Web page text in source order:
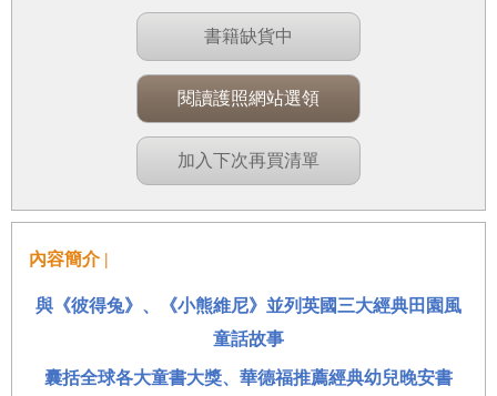
書籍缺貨中
閱讀護照網站選領
加入下次再買清單
內容簡介 |
與《彼得兔》、《小熊維尼》並列英國三大經典田園風
童話故事
囊括全球各大童書大獎、華德福推薦經典幼兒晚安書